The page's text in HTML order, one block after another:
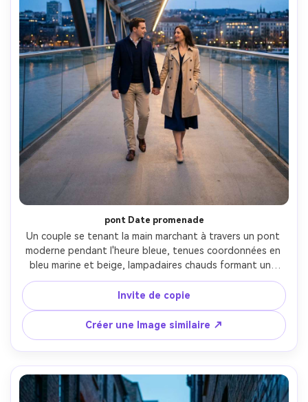
pont Date promenade
Un couple se tenant la main marchant à travers un pont
moderne pendant l'heure bleue, tenues coordonnées en
bleu marine et beige, lampadaires chauds formant une
ligne de tête, lumières de la ville scintillant derrière,
éclairage subtil de l'objectif, brume douce, prise sur Sony
A7R V, 50mm f/1.8, portrait complet, profondeur de champ
peu profonde, look cinématographique romantique, tons
de peau réalistes, photographie éditoriale haute
résolution-AR 4:5
Invite de copie
Créer une Image similaire ↗